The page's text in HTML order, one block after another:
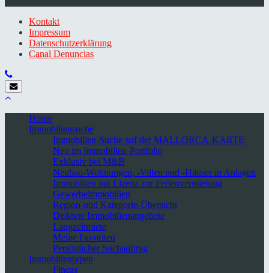
Kontakt
Impressum
Datenschutzerklärung
Canal Denuncias
Home
Immobiliensuche
Immobilien-Suche auf der MALLORCA-KARTE
Neu im Immobilien-Portfolio
Exklusiv bei M&B
Neubau-Wohnungen, -Villen und -Häuser in Anlagen
Immobilien mit Lizenz zur Ferienvermietung
Gewerbeimmobilien
Region-und Kategorie-Übersicht
Diskrete Immobilienangebote
Langzeitmiete
Meine Favoriten
Persönlicher Suchauftrag
Immobilientypen
Fincas